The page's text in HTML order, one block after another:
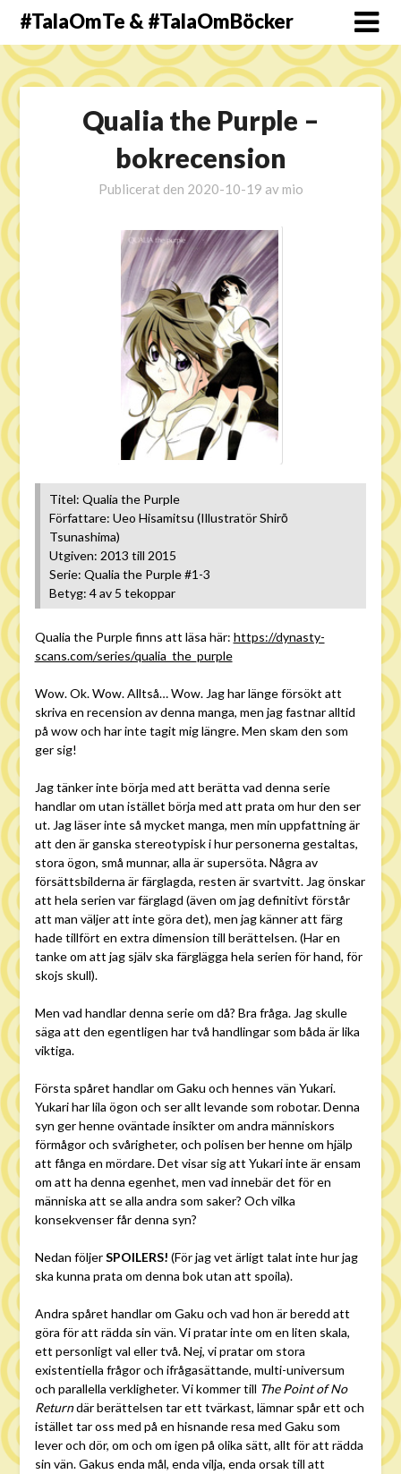
#TalaOmTe & #TalaOmBöcker
Qualia the Purple –
bokrecension
Publicerat den 2020-10-19 av mio
Titel: Qualia the Purple
Författare: Ueo Hisamitsu (Illustratör Shirō
Tsunashima)
Utgiven: 2013 till 2015
Serie: Qualia the Purple #1-3
Betyg: 4 av 5 tekoppar
Qualia the Purple finns att läsa här: https://dynasty-
scans.com/series/qualia_the_purple
Wow. Ok. Wow. Alltså… Wow. Jag har länge försökt att
skriva en recension av denna manga, men jag fastnar alltid
på wow och har inte tagit mig längre. Men skam den som
ger sig!
Jag tänker inte börja med att berätta vad denna serie
handlar om utan istället börja med att prata om hur den ser
ut. Jag läser inte så mycket manga, men min uppfattning är
att den är ganska stereotypisk i hur personerna gestaltas,
stora ögon, små munnar, alla är supersöta. Några av
försättsbilderna är färglagda, resten är svartvitt. Jag önskar
att hela serien var färglagd (även om jag definitivt förstår
att man väljer att inte göra det), men jag känner att färg
hade tillfört en extra dimension till berättelsen. (Har en
tanke om att jag själv ska färglägga hela serien för hand, för
skojs skull).
Men vad handlar denna serie om då? Bra fråga. Jag skulle
säga att den egentligen har två handlingar som båda är lika
viktiga.
Första spåret handlar om Gaku och hennes vän Yukari.
Yukari har lila ögon och ser allt levande som robotar. Denna
syn ger henne oväntade insikter om andra människors
förmågor och svårigheter, och polisen ber henne om hjälp
att fånga en mördare. Det visar sig att Yukari inte är ensam
om att ha denna egenhet, men vad innebär det för en
människa att se alla andra som saker? Och vilka
konsekvenser får denna syn?
Nedan följerSPOILERS! (För jag vet ärligt talat inte hur jag
ska kunna prata om denna bok utan att spoila).
Andra spåret handlar om Gaku och vad hon är beredd att
göra för att rädda sin vän. Vi pratar inte om en liten skala,
ett personligt val eller två. Nej, vi pratar om stora
existentiella frågor och ifrågasättande, multi-universum
och parallella verkligheter. Vi kommer till The Point of No
Returndär berättelsen tar ett tvärkast, lämnar spår ett och
istället tar oss med på en hisnande resa med Gaku som
lever och dör, om och om igen på olika sätt, allt för att rädda
sin vän. Gakus enda mål, enda vilja, enda orsak till att